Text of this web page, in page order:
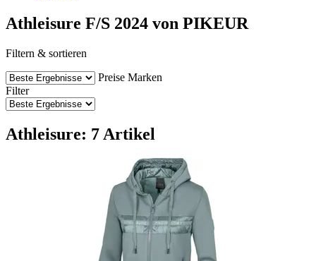
Athleisure F/S 2024 von PIKEUR
Filtern & sortieren
Preise Marken
Filter
Athleisure: 7 Artikel